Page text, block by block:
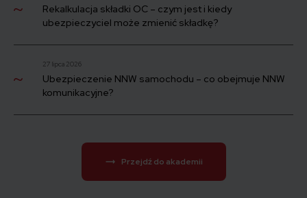
Rekalkulacja składki OC – czym jest i kiedy
ubezpieczyciel może zmienić składkę?
27 lipca 2026
Ubezpieczenie NNW samochodu – co obejmuje NNW
komunikacyjne?
Przejdź do akademii